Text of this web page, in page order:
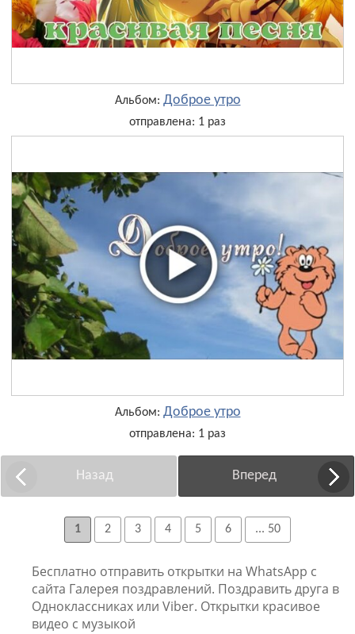
Альбом: Доброе утро
отправлена: 1 раз
Альбом: Доброе утро
отправлена: 1 раз
Назад Вперед
1 2 3 4 5 6 ... 50
Бесплатно отправить открытки на WhatsApp с
сайта Галерея поздравлений. Поздравить друга в
Одноклассниках или Viber. Открытки красивое
видео с музыкой